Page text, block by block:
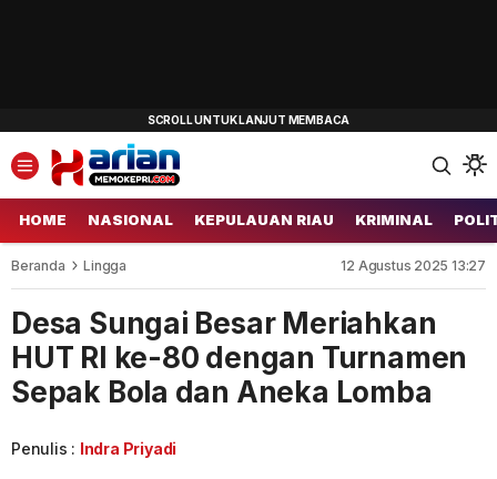
HOME NASIONAL KEPULAUAN RIAU KRIMINAL
Beranda Lingga 12 Agustus 2025 13:27
Desa Sungai Besar Meriahkan
HUT RI ke-80 dengan Turnamen
Sepak Bola dan Aneka Lomba
Penulis : Indra Priyadi